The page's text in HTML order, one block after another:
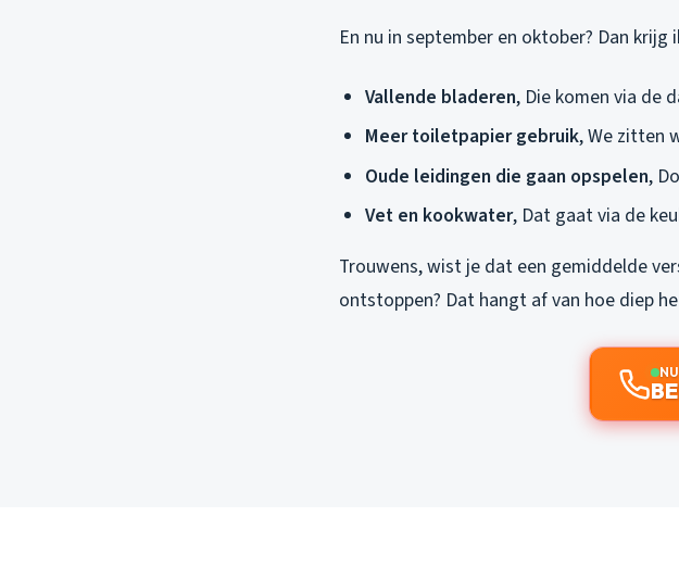
En nu in september en oktober? Dan
Vallende bladeren, Die komen via de
Meer toiletpapier gebruik, We zitten
Oude leidingen die gaan opspelen,
Vet en kookwater, Dat gaat via de
Trouwens, wist je dat een gemiddelde
ontstoppen? Dat hangt af van hoe diep